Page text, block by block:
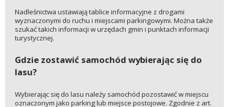
Nadleśnictwa ustawiają tablice informacyjne z drogami
wyznaczonymi do ruchu i miejscami parkingowymi. Można także
szukać takich informacji w urzędach gmin i punktach informacji
turystycznej.
Gdzie zostawić samochód wybierając się do
lasu?
Wybierając się do lasu należy samochód pozostawić w miejscu
oznaczonym jako parking lub miejsce postojowe. Zgodnie z art.